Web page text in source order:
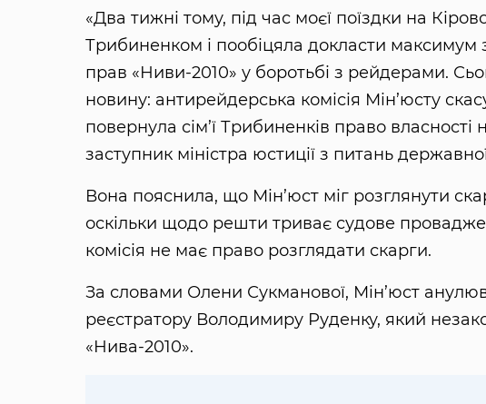
«Два тижні тому, під час моєї поїздки на
Трибиненком і пообіцяла докласти
прав «Ниви-2010» у боротьбі з рейдерами.
новину: антирейдерська комісія Мін’юсту
повернула сім’ї Трибиненків право
заступник міністра юстиції з питань
Вона пояснила, що Мін’юст міг розглянути
оскільки щодо решти триває судове
комісія не має право розглядати скарги.
За словами Олени Сукманової, Мін’юст
реєстратору Володимиру Руденку, який
«Нива-2010».